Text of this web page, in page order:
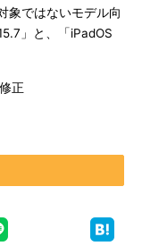
象ではないモデル向
」と、「iPadOS
正